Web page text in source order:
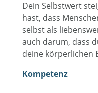
Dein Selbstwert
hast, dass
selbst als
auch darum, dass
deine körperlichen
Kompetenz